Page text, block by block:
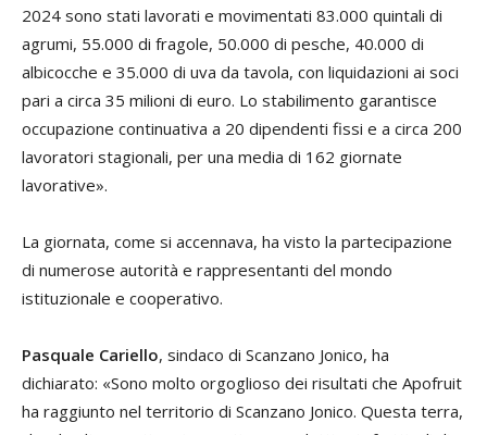
2024 sono stati lavorati e movimentati 83.000 quintali di
agrumi, 55.000 di fragole, 50.000 di pesche, 40.000 di
albicocche e 35.000 di uva da tavola, con liquidazioni ai soci
pari a circa 35 milioni di euro. Lo stabilimento garantisce
occupazione continuativa a 20 dipendenti fissi e a circa 200
lavoratori stagionali, per una media di 162 giornate
lavorative».
La giornata, come si accennava, ha visto la partecipazione
di numerose autorità e rappresentanti del mondo
istituzionale e cooperativo.
Pasquale Cariello, sindaco di Scanzano Jonico, ha
dichiarato: «Sono molto orgoglioso dei risultati che Apofruit
ha raggiunto nel territorio di Scanzano Jonico. Questa terra,